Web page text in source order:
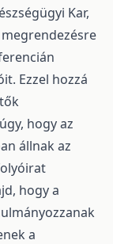
Kar,
Ezzel hozzá
hogy az
állnak az
hogy a
a